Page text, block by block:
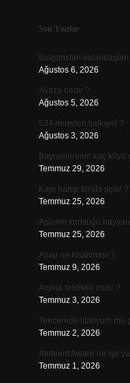
Sidebar
Son Yazılar
Bulgaristan
Ağustos 6, 2026
Avaza nedir ?
Ağustos 5, 2026
534 nereden kalkıyor ?
Ağustos 3, 2026
Bayramörenin kaç köyü
Temmuz 29, 2026
Kapı hangi tarafa açılır ?
Temmuz 25, 2026
Aslanın korktuğu
Temmuz 25, 2026
Asap ne kısaltması ?
Temmuz 9, 2026
Anjina tehlikeli midir ?
Temmuz 3, 2026
Tencerede titanyum mu
Temmuz 2, 2026
Ambient Aware ne işe
Temmuz 1, 2026